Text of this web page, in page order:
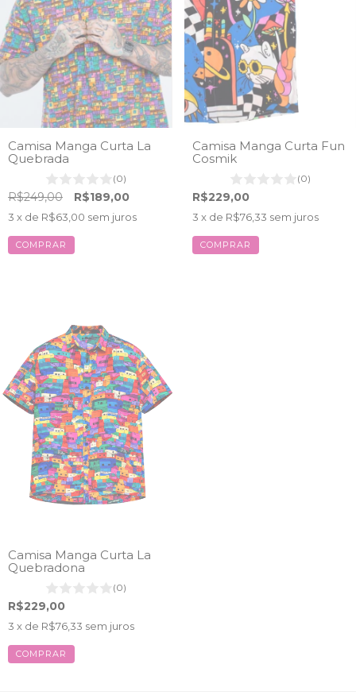
Camisa Manga Curta La
Quebrada
(0)
R$249,00 R$189,00
3 x de R$63,00 sem juros
COMPRAR
Camisa Manga Curta Fun
Cosmik
(0)
R$229,00
3 x de R$76,33 sem juros
COMPRAR
Camisa Manga Curta La
Quebradona
(0)
R$229,00
3 x de R$76,33 sem juros
COMPRAR